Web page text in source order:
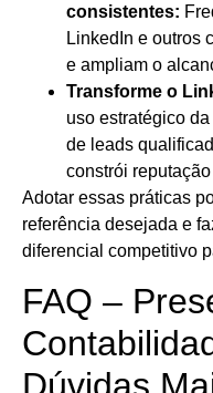
consistentes:
LinkedIn e outros
e ampliam o
Transforme o
uso estratégico
de leads
constrói
Adotar essas práticas
referência desejada e
diferencial competitivo
FAQ –